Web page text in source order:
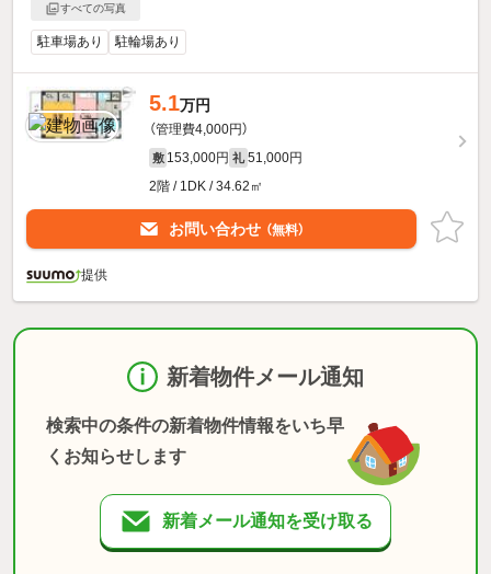
すべての写真
駐車場あり 駐輪場あり
5.1万円
（管理費4,000円）
敷 153,000円 礼 51,000円
2階 / 1DK / 34.62㎡
お問い合わせ （無料）
提供
新着物件メール通知
検索中の条件の新着物件情報をいち早
くお知らせします
新着メール通知を受け取る